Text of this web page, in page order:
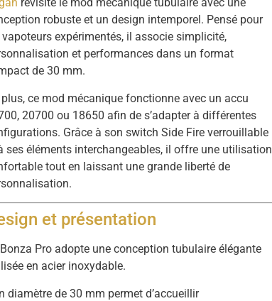
revisite le mod mécanique tubulaire avec une
robuste et un design intemporel. Pensé pour
vapoteurs expérimentés, il associe simplicité,
et performances dans un format
de 30 mm.
plus, ce mod mécanique fonctionne avec un accu
20700 ou 18650 afin de s’adapter à différentes
Grâce à son switch Side Fire verrouillable
ses éléments interchangeables, il offre une utilisation
tout en laissant une grande liberté de
et présentation
Pro adopte une conception tubulaire élégante
en acier inoxydable.
diamètre de 30 mm permet d’accueillir